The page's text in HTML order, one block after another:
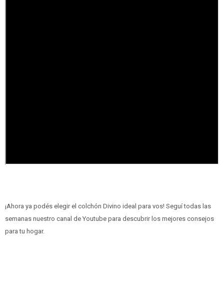
¡Ahora ya podés elegir el colchón Divino ideal para vos! Seguí todas las
semanas nuestro canal de Youtube para descubrir los mejores consejos
para tu hogar.